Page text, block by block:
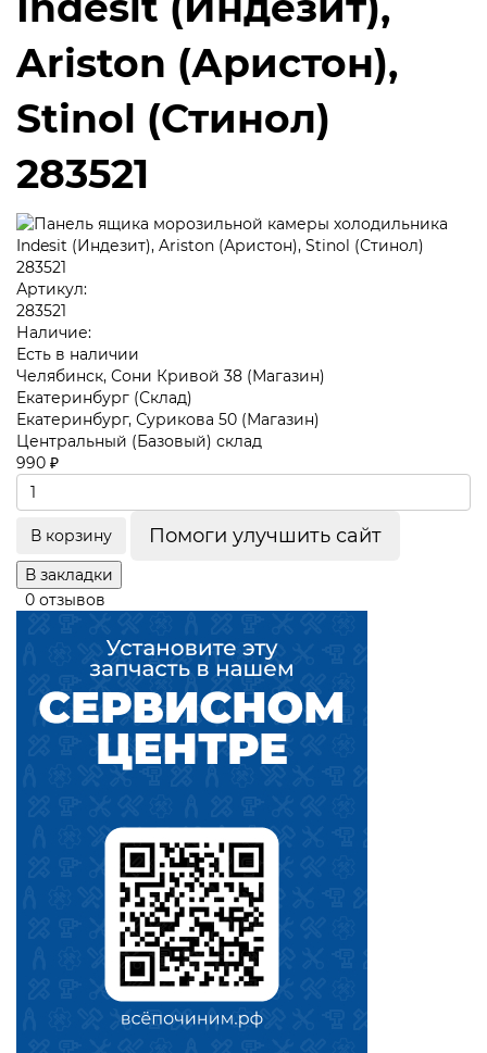
Ariston (Аристон),
Stinol (Стинол)
283521
Артикул:
283521
Наличие:
Есть в наличии
Челябинск, Сони Кривой 38 (Магазин)
Екатеринбург (Склад)
Екатеринбург, Сурикова 50 (Магазин)
Центральный (Базовый) склад
990 ₽
В корзину Помоги улучшить сайт
В закладки
0 отзывов